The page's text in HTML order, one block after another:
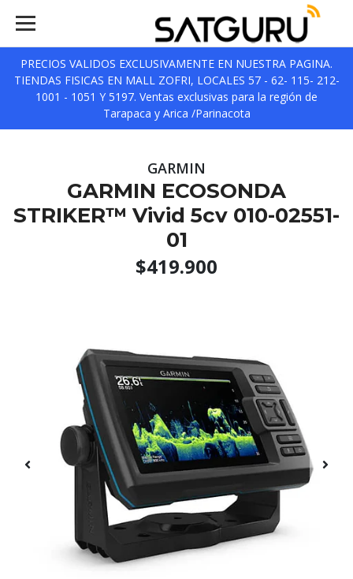
PRECIOS VALIDOS EXCLUSIVAMENTE EN NUESTRA PAGINA.
TIENDAS FISICAS EN MALL ZOFRI, LOCALES 57 - 62- 115- 212-
1001 - 1051 Y 5197. Ventas exclusivas para la región de
Tarapaca y Arica /Parinacota
GARMIN
GARMIN ECOSONDA
STRIKER™ Vivid 5cv 010-02551-
01
$419.900